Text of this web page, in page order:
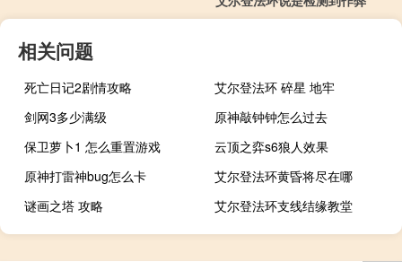
相关问题
死亡日记2剧情攻略
艾尔登法环 碎星 地牢
剑网3多少满级
原神敲钟钟怎么过去
保卫萝卜1 怎么重置游戏
云顶之弈s6狼人效果
原神打雷神bug怎么卡
艾尔登法环黄昏将尽在哪
谜画之塔 攻略
艾尔登法环支线结缘教堂